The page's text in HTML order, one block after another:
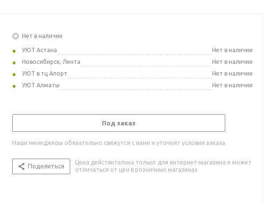
Нет в наличии
УЮТ Астана
Нет в наличии
Новосибирск, Лента
Нет в наличии
УЮТ в тц Апорт
Нет в наличии
УЮТ Алматы
Нет в наличии
Под заказ
Наши менеджеры обязательно свяжутся с вами и уточнят условия заказа
Поделиться
Цена действительна только для интернет-магазина и может
отличаться от цен в розничных магазинах